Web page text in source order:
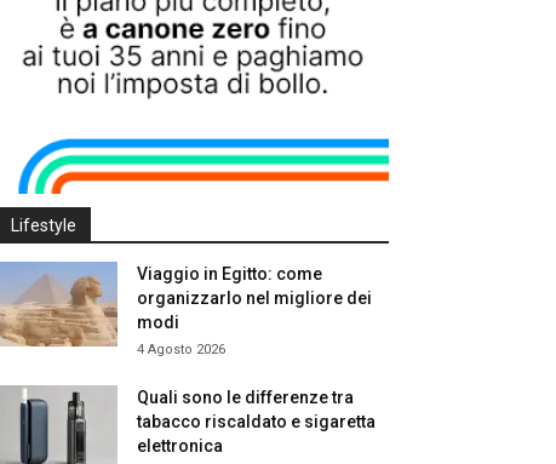
Lifestyle
Viaggio in Egitto: come
organizzarlo nel migliore dei
modi
4 Agosto 2026
Quali sono le differenze tra
tabacco riscaldato e sigaretta
elettronica